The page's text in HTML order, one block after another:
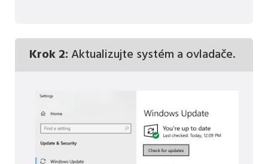
Krok 2:Aktualizujte systém a ovladače.